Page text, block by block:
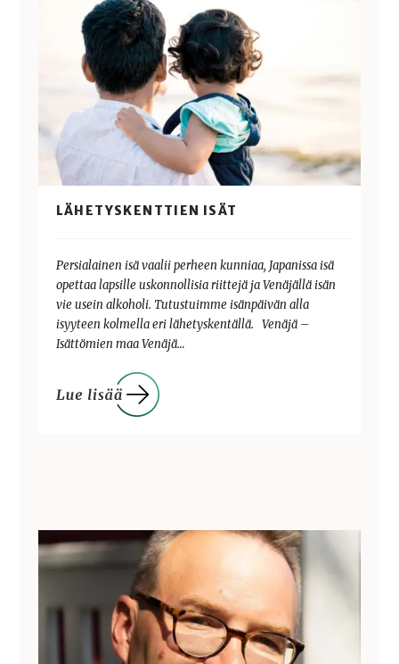
LÄHETYSKENTTIEN ISÄT
Persialainen isä vaalii perheen kunniaa, Japanissa isä
opettaa lapsille uskonnollisia riittejä ja Venäjällä isän
vie usein alkoholi. Tutustuimme isänpäivän alla
isyyteen kolmella eri lähetyskentällä. Venäjä –
Isättömien maa Venäjä…